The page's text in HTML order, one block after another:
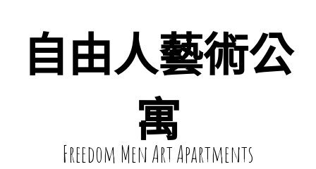
自由人藝術公
寓
Freedom Men Art Apartments